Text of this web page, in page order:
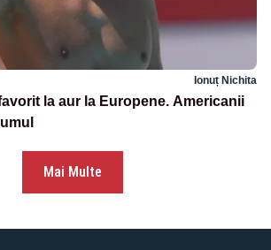
Ionuț Nichita
la aur la Europene. Americanii
Mai Multe